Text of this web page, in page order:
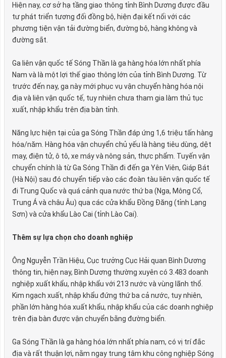
Hiện nay, cơ sở hạ tầng giao thông tỉnh Bình Dương được đầu
tư phát triển tương đối đồng bộ, hiện đại kết nối với các
phương tiện vận tải đường biển, đường bộ, hàng không và
đường sắt.
Ga liên vận quốc tế Sóng Thần là ga hàng hóa lớn nhất phía
Nam và là một lợi thế giao thông lớn của tỉnh Bình Dương. Từ
trước đến nay, ga này mới phục vụ vận chuyển hàng hóa nội
địa và liên vận quốc tế, tuy nhiên chưa tham gia làm thủ tục
xuất, nhập khẩu trên địa bàn tỉnh.
Năng lực hiện tại của ga Sóng Thần đáp ứng 1,6 triệu tấn hàng
hóa/năm. Hàng hóa vận chuyển chủ yếu là hàng tiêu dùng, dệt
may, điện tử, ô tô, xe máy và nông sản, thực phẩm. Tuyến vận
chuyển chính là từ Ga Sóng Thần đi đến ga Yên Viên, Giáp Bát
(Hà Nội) sau đó chuyển tiếp vào các đoàn tàu liên vận quốc tế
đi Trung Quốc và quá cảnh qua nước thứ ba (Nga, Mông Cổ,
Trung Á và châu Âu) qua các cửa khẩu Đồng Đăng (tỉnh Lạng
Sơn) và cửa khẩu Lào Cai (tỉnh Lào Cai).
Thêm sự lựa chọn cho doanh nghiệp
Ông Nguyễn Trần Hiệu, Cục trưởng Cục Hải quan Bình Dương
thông tin, hiện nay, Bình Dương thường xuyên có 3.483 doanh
nghiệp xuất khẩu, nhập khẩu với 213 nước và vùng lãnh thổ.
Kim ngạch xuất, nhập khẩu đứng thứ ba cả nước, tuy nhiên,
phần lớn hàng hóa xuất khẩu, nhập khẩu của các doanh nghiệp
trên địa bàn được vận chuyển bằng đường biển.
Ga Sóng Thần là ga hàng hóa lớn nhất phía nam, có vị trí đắc
địa và rất thuận lợi, nằm ngay trung tâm khu công nghiệp Sóng